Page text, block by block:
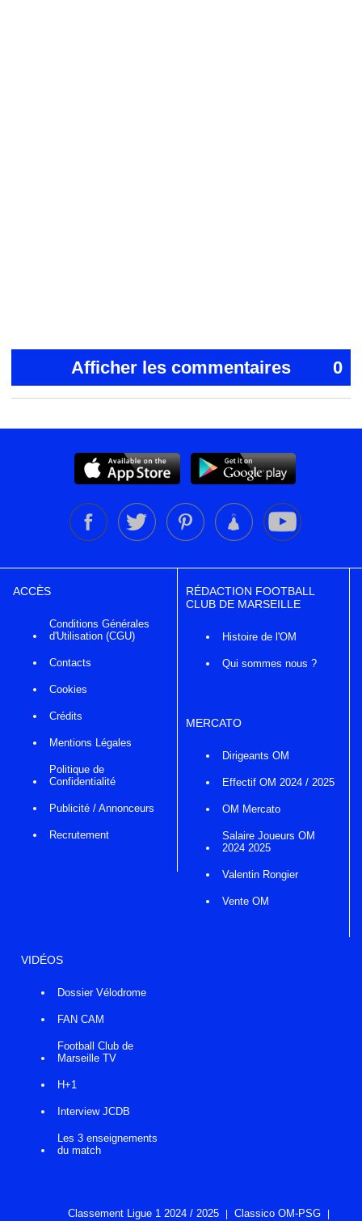
Afficher les commentaires 0
ACCÈS
Conditions Générales
d'Utilisation (CGU)
Contacts
Cookies
Crédits
Mentions Légales
Politique de
Confidentialité
Publicité / Annonceurs
Recrutement
RÉDACTION FOOTBALL
CLUB DE MARSEILLE
Histoire de l'OM
Qui sommes nous ?
MERCATO
Dirigeants OM
Effectif OM 2024 / 2025
OM Mercato
Salaire Joueurs OM
2024 2025
Valentin Rongier
Vente OM
VIDÉOS
Dossier Vélodrome
FAN CAM
Football Club de
Marseille TV
H+1
Interview JCDB
Les 3 enseignements
du match
Classement Ligue 1 2024 / 2025 Classico OM-PSG